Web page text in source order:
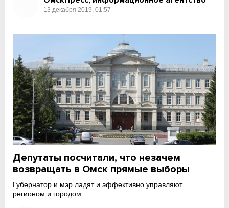
13 декабря 2019, 01:57
Депутаты посчитали, что незачем
возвращать в Омск прямые выборы
Губернатор и мэр ладят и эффективно управляют
регионом и городом.